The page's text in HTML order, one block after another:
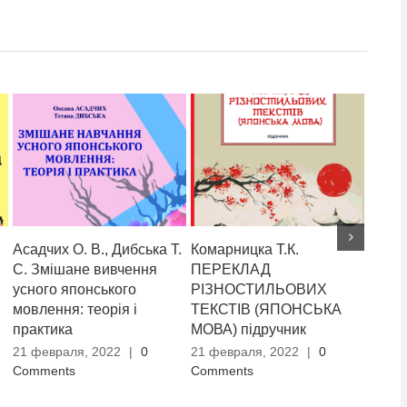
Асадчих О. В., Дибська Т.
С. Змішане вивчення
усного японського
мовлення: теорія і
практика
21 февраля, 2022 |
0
Comments
Комарницка Т.К.
ПЕРЕКЛАД
РІЗНОСТИЛЬОВИХ
ТЕКСТІВ (ЯПОНСЬКА
МОВА) підручник
21 февраля, 2022 |
0
Comments
11